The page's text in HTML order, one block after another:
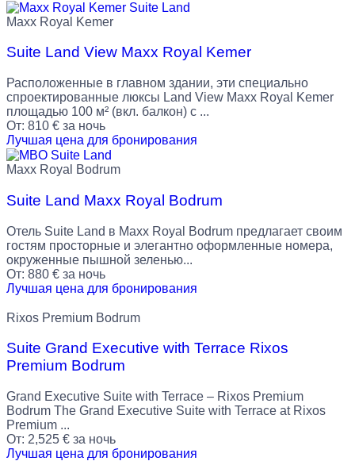
Maxx Royal Kemer
Suite Land View Maxx Royal Kemer
Расположенные в главном здании, эти специально
спроектированные люксы Land View Maxx Royal Kemer
площадью 100 м² (вкл. балкон) с ...
От: 810 € за ночь
Лучшая цена для бронирования
Maxx Royal Bodrum
Suite Land Maxx Royal Bodrum
Отель Suite Land в Maxx Royal Bodrum предлагает своим
гостям просторные и элегантно оформленные номера,
окруженные пышной зеленью...
От: 880 € за ночь
Лучшая цена для бронирования
Rixos Premium Bodrum
Suite Grand Executive with Terrace Rixos
Premium Bodrum
Grand Executive Suite with Terrace – Rixos Premium
Bodrum The Grand Executive Suite with Terrace at Rixos
Premium ...
От: 2,525 € за ночь
Лучшая цена для бронирования